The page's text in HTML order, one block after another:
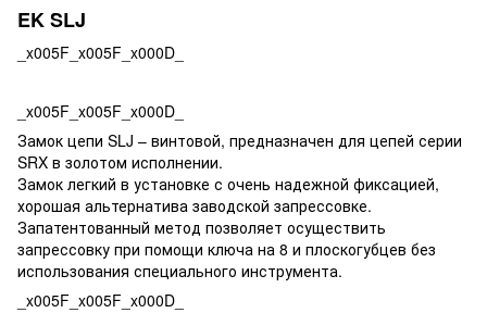
EK SLJ
_x005F_x005F_x000D_
_x005F_x005F_x000D_
Замок цепи SLJ – винтовой, предназначен для цепей серии
SRX в золотом исполнении.
Замок легкий в установке с очень надежной фиксацией,
хорошая альтернатива заводской запрессовке.
Запатентованный метод позволяет осуществить
запрессовку при помощи ключа на 8 и плоскогубцев без
использования специального инструмента.
_x005F_x005F_x000D_